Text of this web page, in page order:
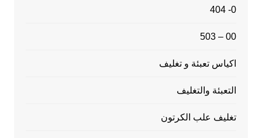
0- 404
00 – 503
اكياس تعبئة و تغليف
التعبئة والتغليف
تغليف علب الكرتون